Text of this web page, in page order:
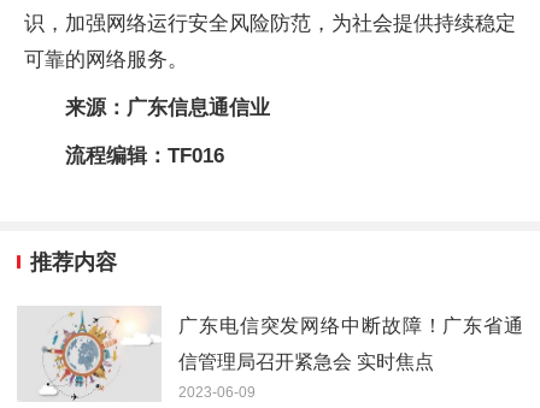
识，加强网络运行安全风险防范，为社会提供持续稳定
可靠的网络服务。
来源：广东信息通信业
流程编辑：TF016
推荐内容
广东电信突发网络中断故障！广东省通
信管理局召开紧急会 实时焦点
2023-06-09